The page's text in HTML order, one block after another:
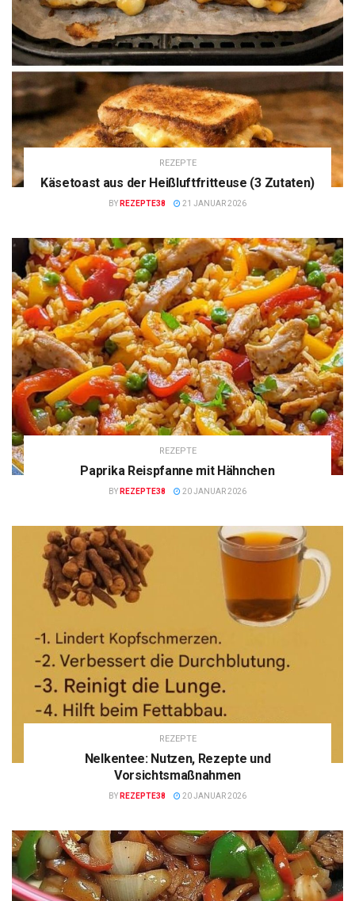
REZEPTE
Käsetoast aus der Heißluftfritteuse (3 Zutaten)
BY REZEPTE38 21 JANUAR 2026
REZEPTE
Paprika Reispfanne mit Hähnchen
BY REZEPTE38 20 JANUAR 2026
REZEPTE
Nelkentee: Nutzen, Rezepte und
Vorsichtsmaßnahmen
BY REZEPTE38 20 JANUAR 2026